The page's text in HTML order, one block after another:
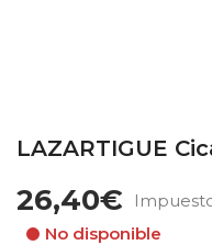
LAZARTIGUE
26,40€
No disponible